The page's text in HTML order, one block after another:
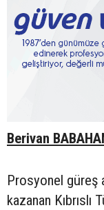
Berivan
Prosyonel güreş
kazanan